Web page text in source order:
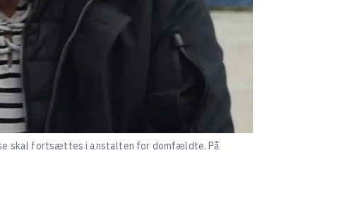
skal fortsættes i anstalten for domfældte. På